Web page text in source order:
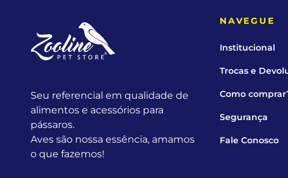
Seu referencial em qualidade de
alimentos e acessórios para
pássaros.
Aves são nossa essência, amamos
o que fazemos!
NAVEGUE
Institucional
Trocas e
Como
Segurança
Fale Conosco